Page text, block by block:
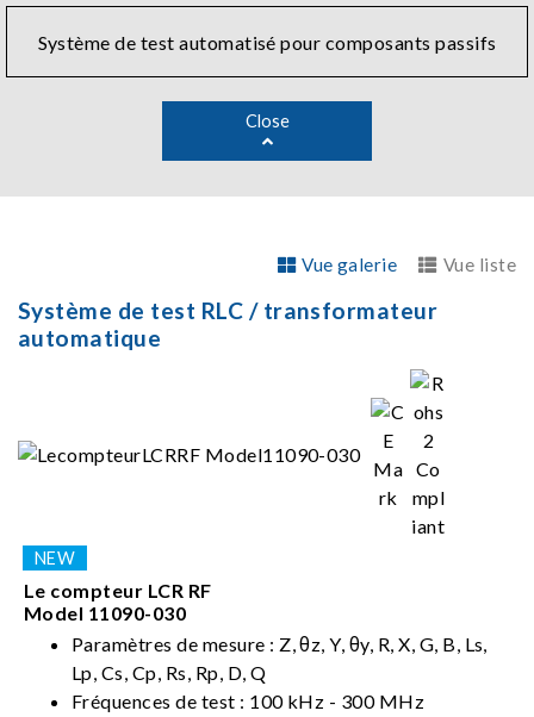
Système de test automatisé pour composants passifs
Close
Vue galerie Vue liste
Système de test RLC / transformateur
automatique
Le compteur LCR RF
Model 11090-030
Paramètres de mesure : Z, θz, Y, θy, R, X, G, B, Ls,
Lp, Cs, Cp, Rs, Rp, D, Q
Fréquences de test : 100 kHz - 300 MHz